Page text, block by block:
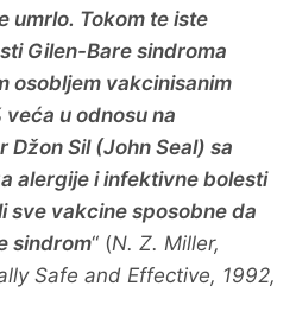
umrlo. Tokom te iste
Gilen-Bare sindroma
osobljem vakcinisanim
u odnosu na
Džon Sil (John Seal) sa
alergije i infektivne bolesti
sve vakcine sposobne da
sindrom“ (N. Z. Miller,
Safe and Effective, 1992,